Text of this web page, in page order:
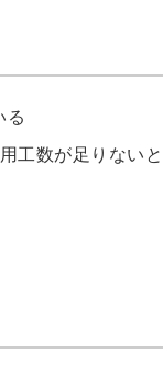
る
工数が足りない